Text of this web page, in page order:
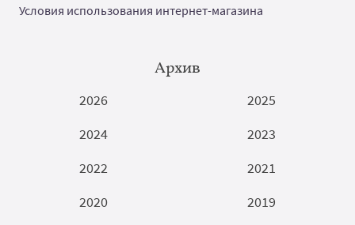
Условия использования интернет-магазина
Архив
2026
2025
2024
2023
2022
2021
2020
2019